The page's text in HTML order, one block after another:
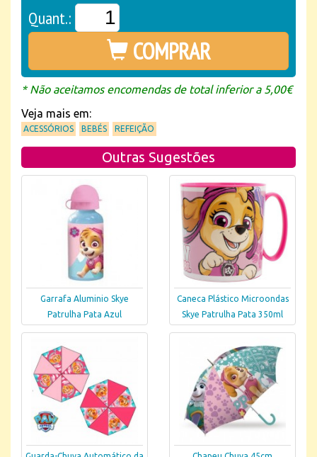
Quant.:
COMPRAR
* Não aceitamos encomendas de total inferior a 5,00€
Veja mais em:
ACESSÓRIOS BEBÉS REFEIÇÃO
Outras Sugestões
Garrafa Aluminio Skye
Patrulha Pata Azul
Caneca Plástico Microondas
Skye Patrulha Pata 350ml